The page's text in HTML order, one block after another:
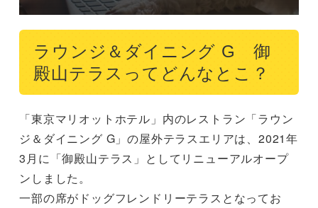
ラウンジ＆ダイニング G 御
殿山テラスってどんなとこ？
「東京マリオットホテル」内のレストラン「ラウン
ジ＆ダイニング G」の屋外テラスエリアは、2021年
3月に「御殿山テラス」としてリニューアルオープ
ンしました。
一部の席がドッグフレンドリーテラスとなってお